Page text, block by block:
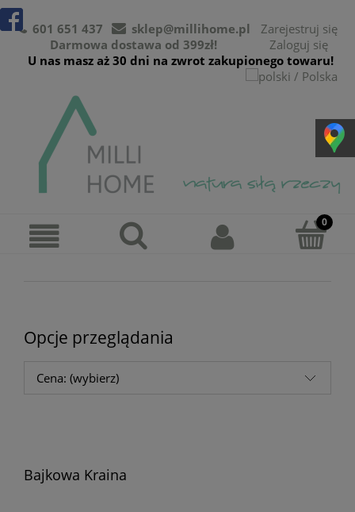
601 651 437
sklep@millihome.pl
Darmowa dostawa od 399zł!
U nas masz aż 30 dni na zwrot zakupionego towaru!
Zarejestruj się
Zaloguj się
Opcje przeglądania
Cena: (wybierz)
Bajkowa Kraina